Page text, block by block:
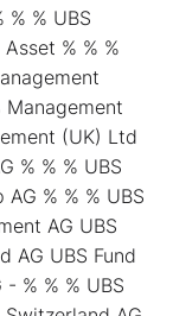
% % UBS
Asset % % %
Management
(UK) Ltd
% % % UBS
% % % UBS
AG UBS
AG UBS Fund
% % % UBS